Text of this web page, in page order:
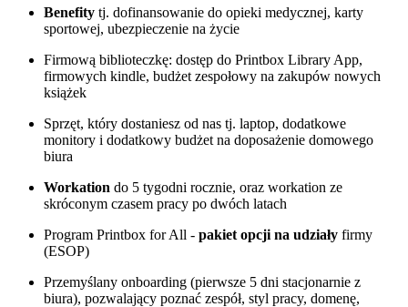
Benefity tj. dofinansowanie do opieki medycznej, karty
sportowej, ubezpieczenie na życie
Firmową biblioteczkę: dostęp do Printbox Library App,
firmowych kindle, budżet zespołowy na zakupów nowych
książek
Sprzęt, który dostaniesz od nas tj. laptop, dodatkowe
monitory i dodatkowy budżet na doposażenie domowego
biura
Workation do 5 tygodni rocznie, oraz workation ze
skróconym czasem pracy po dwóch latach
Program Printbox for All - pakiet opcji na udziały firmy
(ESOP)
Przemyślany onboarding (pierwsze 5 dni stacjonarnie z
biura), pozwalający poznać zespół, styl pracy, domenę,